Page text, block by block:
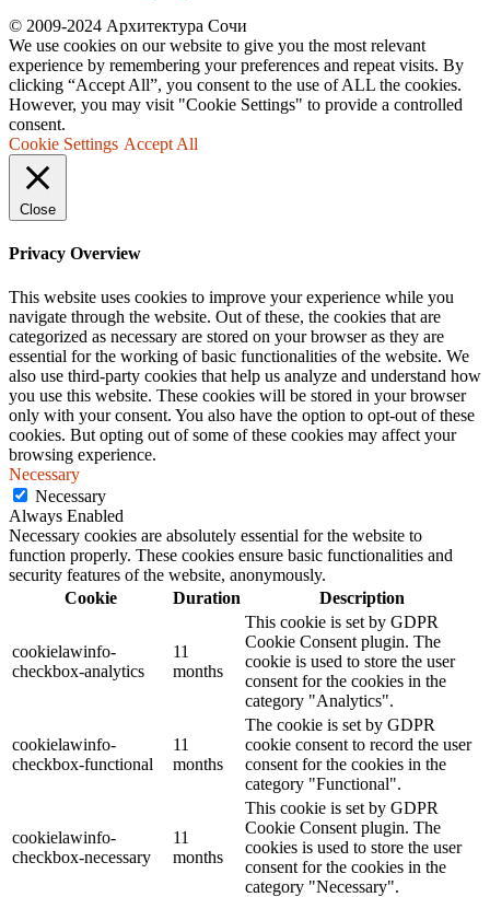
© 2009-2024 Архитектура Сочи
We use cookies on our website to give you the most relevant
experience by remembering your preferences and repeat visits. By
clicking “Accept All”, you consent to the use of ALL the cookies.
However, you may visit "Cookie Settings" to provide a controlled
consent.
Cookie Settings Accept All
Close
Privacy Overview
This website uses cookies to improve your experience while you
navigate through the website. Out of these, the cookies that are
categorized as necessary are stored on your browser as they are
essential for the working of basic functionalities of the website. We
also use third-party cookies that help us analyze and understand how
you use this website. These cookies will be stored in your browser
only with your consent. You also have the option to opt-out of these
cookies. But opting out of some of these cookies may affect your
browsing experience.
Necessary
Necessary
Always Enabled
Necessary cookies are absolutely essential for the website to
function properly. These cookies ensure basic functionalities and
security features of the website, anonymously.
Cookie
Duration Description
cookielawinfo-
checkbox-analytics
11
months
This cookie is set by GDPR
Cookie Consent plugin. The
cookie is used to store the user
consent for the cookies in the
category "Analytics".
cookielawinfo-
checkbox-functional
11
months
The cookie is set by GDPR
cookie consent to record the user
consent for the cookies in the
category "Functional".
cookielawinfo-
checkbox-necessary
11
months
This cookie is set by GDPR
Cookie Consent plugin. The
cookies is used to store the user
consent for the cookies in the
category "Necessary".